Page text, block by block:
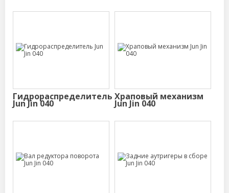
Гидрораспределитель
Jun Jin 040
Храповый механизм
Jun Jin 040